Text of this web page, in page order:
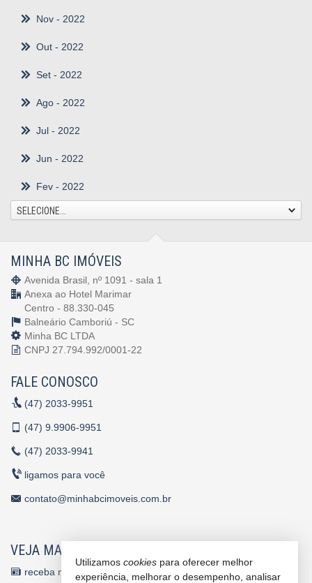
Nov - 2022
Out - 2022
Set - 2022
Ago - 2022
Jul - 2022
Jun - 2022
Fev - 2022
SELECIONE...
MINHA BC IMÓVEIS
Avenida Brasil, nº 1091 - sala 1
Anexa ao Hotel Marimar
Centro - 88.330-045
Balneário Camboriú - SC
Minha BC LTDA
CNPJ 27.794.992/0001-22
FALE CONOSCO
(47) 2033-9951
(47) 9.9906-9951
(47) 2033-9941
ligamos para você
contato@minhabcimoveis.com.br
VEJA MAIS
receba nosso newsletter
Utilizamos cookies para oferecer melhor
experiência, melhorar o desempenho, analisar